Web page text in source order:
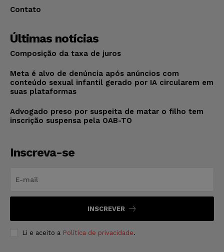
Contato
Últimas notícias
Composição da taxa de juros
Meta é alvo de denúncia após anúncios com
conteúdo sexual infantil gerado por IA circularem em
suas plataformas
Advogado preso por suspeita de matar o filho tem
inscrição suspensa pela OAB-TO
Inscreva-se
INSCREVER
Li e aceito a Política de privacidade.